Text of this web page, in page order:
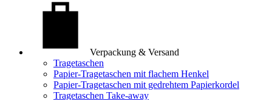
Verpackung & Versand
Tragetaschen
Papier-Tragetaschen mit flachem Henkel
Papier-Tragetaschen mit gedrehtem Papierkordel
Tragetaschen Take-away